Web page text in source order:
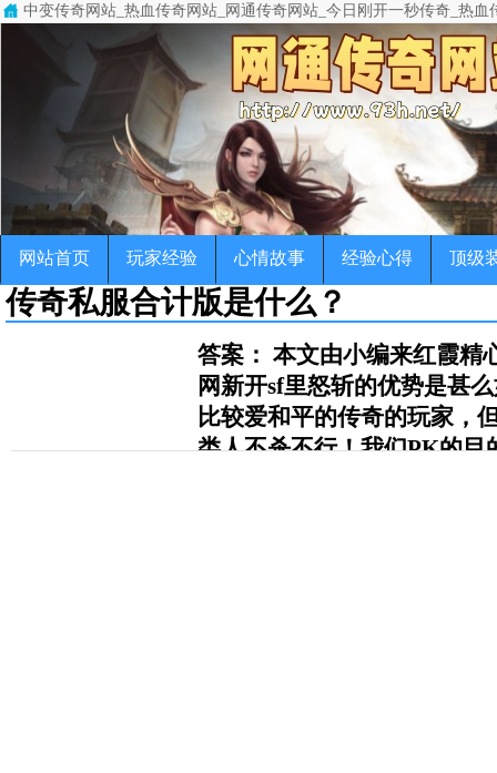
中变传奇网站_热血传奇网站_网通传奇网站_今日刚开一秒传奇_热血
中变传奇网站(www.93h.net)专注于变态传奇,超级变态传奇,超变态传
传奇，变态传奇，单职业传奇，超变传奇，宠物传奇，微变传奇，公益
网站首页 玩家经验 心情故事 经验心得 顶级
传奇私服合计版是什么？
答案： 本文由小编来红霞精
网新开sf里怒斩的优势是甚
比较爱和平的传奇的玩家，
类人不杀不行！我们PK的目